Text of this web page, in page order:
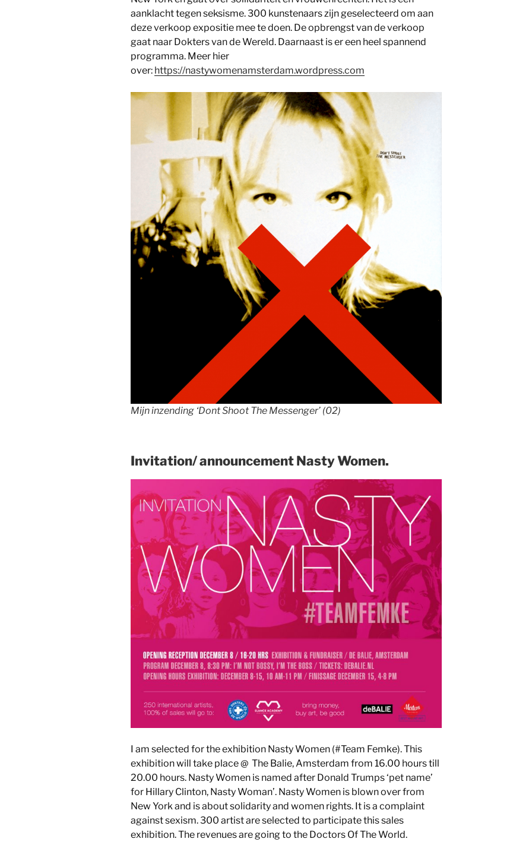
aanklacht tegen seksisme. 300 kunstenaars zijn geselecteerd om aan
deze verkoop expositie mee te doen. De opbrengst van de verkoop
gaat naar Dokters van de Wereld. Daarnaast is er een heel spannend
programma. Meer hier
over: https://nastywomenamsterdam.wordpress.com
Mijn inzending ‘Dont Shoot The Messenger’ (02)
Invitation/ announcement Nasty Women.
I am selected for the exhibition Nasty Women (#Team Femke). This
exhibition will take place @ The Balie, Amsterdam from 16.00 hours till
20.00 hours. Nasty Women is named after Donald Trumps ‘pet name’
for Hillary Clinton, Nasty Woman’. Nasty Women is blown over from
New York and is about solidarity and women rights. It is a complaint
against sexism. 300 artist are selected to participate this sales
exhibition. The revenues are going to the Doctors Of The World.